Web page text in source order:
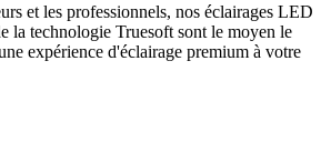
et les professionnels, nos éclairages LED
la technologie Truesoft sont le moyen le
expérience d'éclairage premium à votre